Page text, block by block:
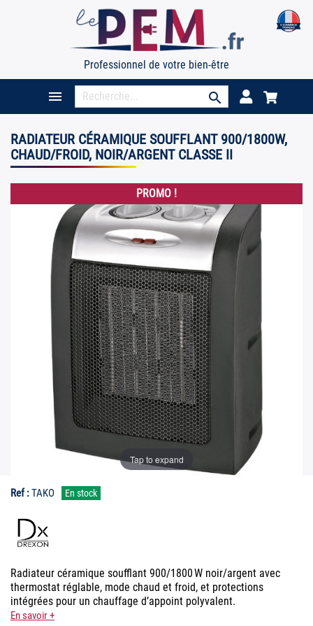
Professionnel de votre bien-être
 search
RADIATEUR CÉRAMIQUE SOUFFLANT 900/1800W,
CHAUD/FROID, NOIR/ARGENT CLASSE II
PROMO !
Tap to expand
Ref :TAKO En stock
Radiateur céramique soufflant 900/1800 W noir/argent avec
thermostat réglable, mode chaud et froid, et protections
intégrées pour un chauffage d’appoint polyvalent.
En savoir +